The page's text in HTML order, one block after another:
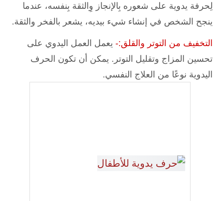
لِحرفة يدوية على شعوره بِالإنجاز وِالثقة بِنفسه، عندما
ينجح الشخص في إنشاء شيء بيديه، يشعر بالفخر والثقة.
التخفيف من التوتر والقلق:- يعمل العمل اليدوي على
تحسين المزاج وتقليل التوتر. يمكن أن تكون الحرف
اليدوية نوعًا من العلاج النفسي.